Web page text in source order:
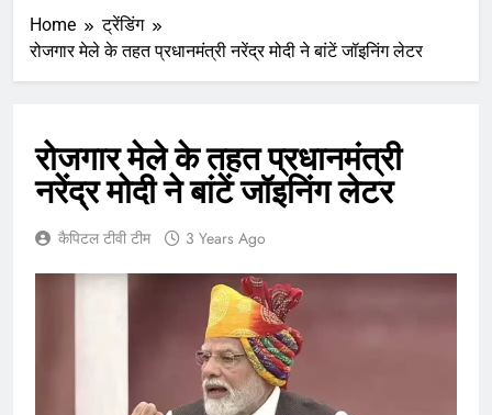
Home
ट्रेंडिंग
रोजगार मेले के तहत प्रधानमंत्री नरेंद्र मोदी ने बांटें जॉइनिंग लेटर
रोजगार मेले के तहत प्रधानमंत्री
नरेंद्र मोदी ने बांटें जॉइनिंग लेटर
कैपिटल टीवी टीम 3 Years Ago